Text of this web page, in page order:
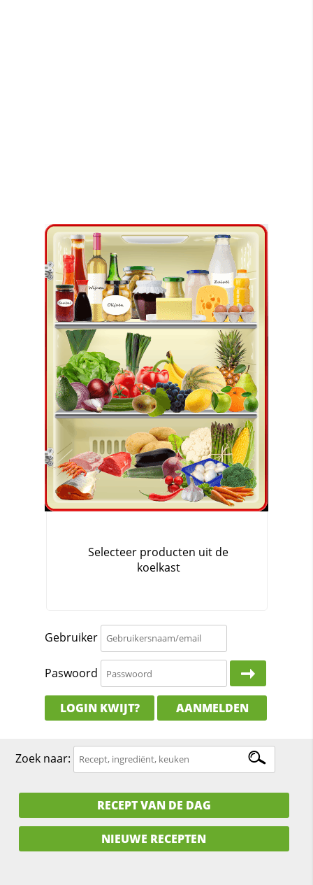
Gebruiker
Paswoord
LOGIN KWIJT? AANMELDEN
Zoek naar:
RECEPT VAN DE DAG
NIEUWE RECEPTEN